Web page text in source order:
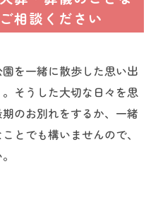
相談ください
を一緒に散歩した思い出
そうした大切な日々を思
のお別れをするか、一緒
とでも構いませんので、